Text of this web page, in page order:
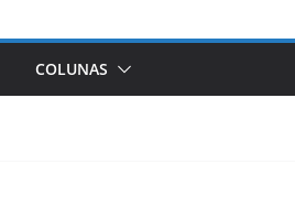
COLUNAS